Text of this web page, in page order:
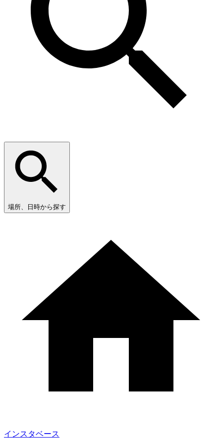
場所、日時から探す
インスタベース